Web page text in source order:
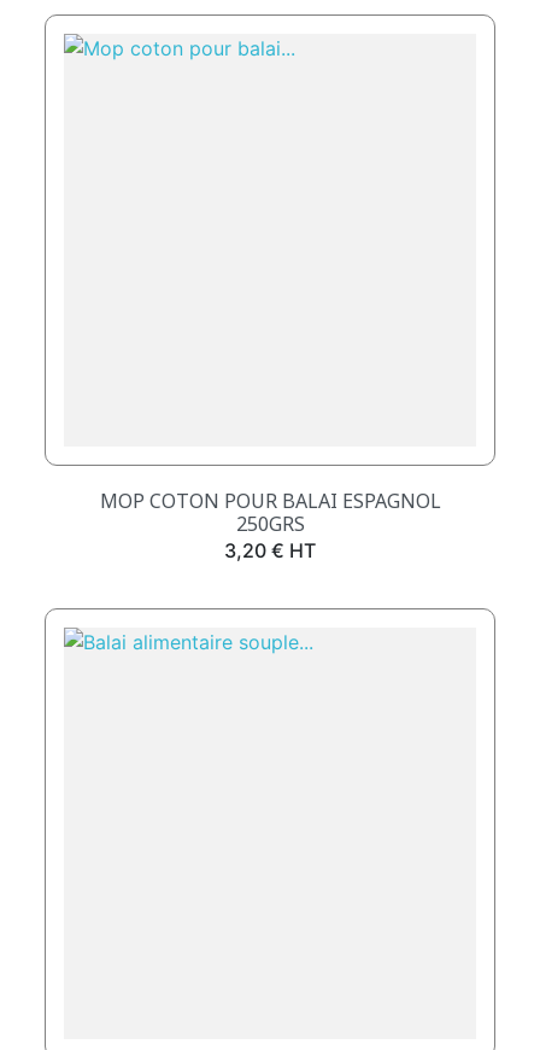
MOP COTON POUR BALAI ESPAGNOL
250GRS
Prix
3,20 € HT